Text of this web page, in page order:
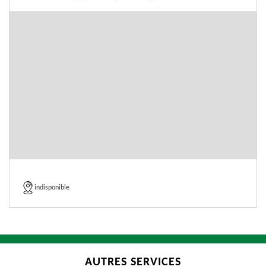
indisponible
AUTRES SERVICES